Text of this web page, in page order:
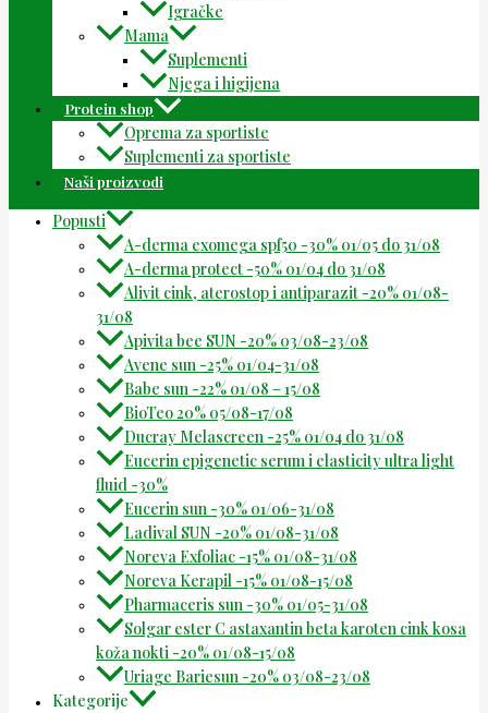
Igračke
Mama
Suplementi
Njega i higijena
Protein shop
Oprema za sportiste
Suplementi za sportiste
Naši proizvodi
Popusti
A-derma exomega spf50 -30% 01/05 do 31/08
A-derma protect -50% 01/04 do 31/08
Alivit cink, aterostop i antiparazit -20% 01/08-
31/08
Apivita bee SUN -20% 03/08-23/08
Avene sun -25% 01/04-31/08
Babe sun -22% 01/08 – 15/08
BioTeo 20% 05/08-17/08
Ducray Melascreen -25% 01/04 do 31/08
Eucerin epigenetic serum i elasticity ultra light
fluid -30%
Eucerin sun -30% 01/06-31/08
Ladival SUN -20% 01/08-31/08
Noreva Exfoliac -15% 01/08-31/08
Noreva Kerapil -15% 01/08-15/08
Pharmaceris sun -30% 01/05-31/08
Solgar ester C astaxantin beta karoten cink kosa
koža nokti -20% 01/08-15/08
Uriage Bariesun -20% 03/08-23/08
Kategorije